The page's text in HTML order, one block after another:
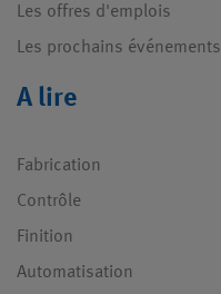
Les offres d'emplois
Les prochains événements
A lire
Fabrication
Contrôle
Finition
Automatisation